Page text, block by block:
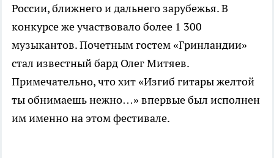
России, ближнего и дальнего зарубежья. В
конкурсе же участвовало более 1 300
музыкантов. Почетным гостем «Гринландии»
стал известный бард Олег Митяев.
Примечательно, что хит «Изгиб гитары желтой
ты обнимаешь нежно…» впервые был исполнен
им именно на этом фестивале.